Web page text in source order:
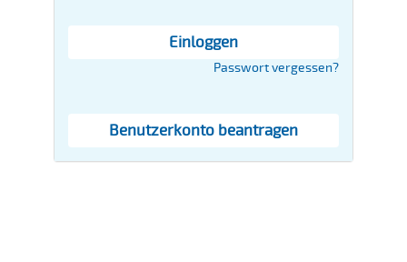
Einloggen
Passwort vergessen?
Benutzerkonto beantragen